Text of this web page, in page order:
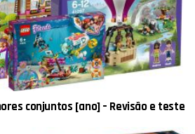
conjuntos [ano] – Revisão e teste